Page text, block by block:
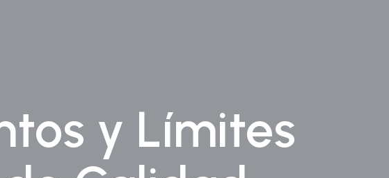
y Límites